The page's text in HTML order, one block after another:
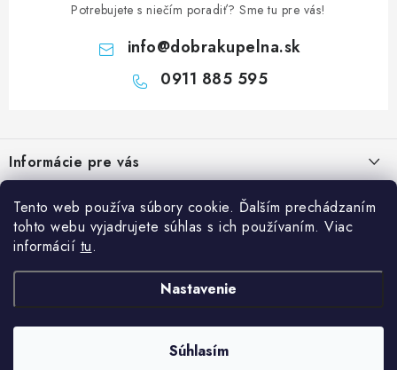
Tento web používa súbory cookie. Ďalším prechádzaním
tohto webu vyjadrujete súhlas s ich používaním. Viac
informácií tu.
Nastavenie
Súhlasím
Potrebujete s niečím poradiť? Sme tu pre vás!
info@dobrakupelna.sk
0911 885 595
p
ä
Informácie pre vás
Obchodné podmienky
Ochrana osobných údajov GDPR
Kategórie
Sprchové dvere
Sprchové kúty a vaničky
Vane
Blog
Kedy rekonštruovať kúpeľňu a prečo je výmena sprchového kúta
dobrý investičný krok?
Údržba sprchového kúta: ako predĺžiť životnosť skla, tesnenia a
Dobrakupelna.sk. Všetky práva vyhradené.